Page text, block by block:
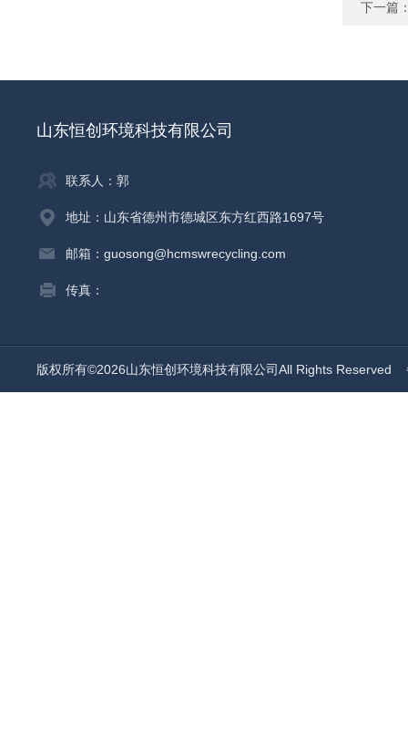
下一篇
山东恒创环境科技有限公司
联系人：郭
地址：山东省德州市德城区东方红西路1697号
邮箱：guosong@hcmswrecycling.com
传真：
版权所有©2026山东恒创环境科技有限公司All Rights Reserved